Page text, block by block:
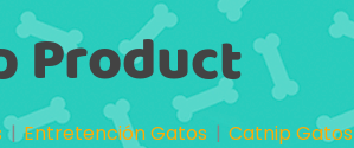
Product
Entretención Gatos Catnip Gatos